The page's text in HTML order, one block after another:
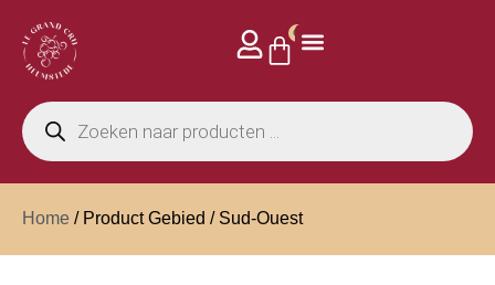
0
Home / Product Gebied / Sud-Ouest